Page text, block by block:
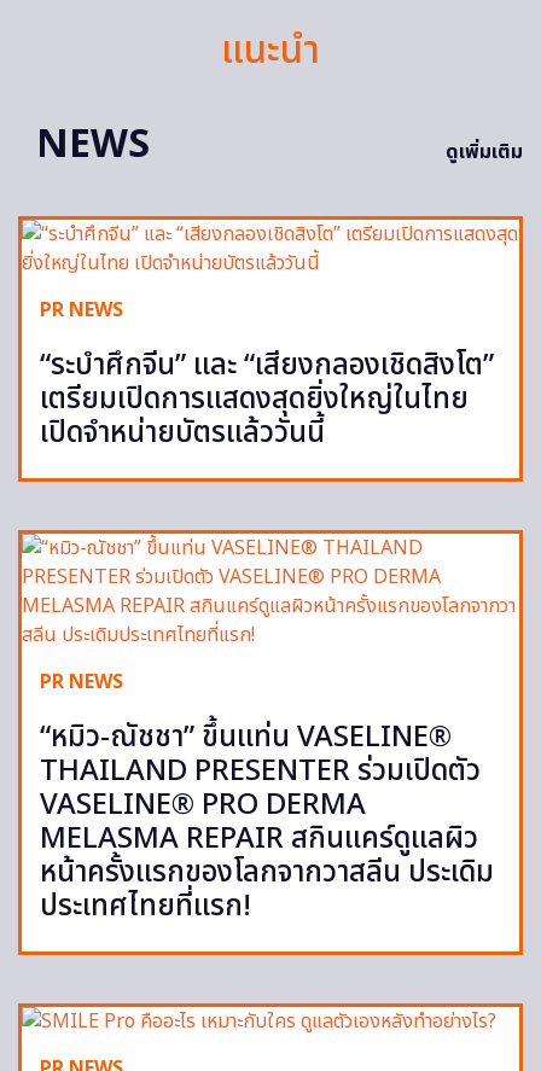
แนะนำ
NEWS
ดูเพิ่มเติม
PR NEWS
“ระบำศึกจีน” และ “เสียงกลองเชิดสิงโต”
เตรียมเปิดการแสดงสุดยิ่งใหญ่ในไทย
เปิดจำหน่ายบัตรแล้ววันนี้
PR NEWS
“หมิว-ณัชชา” ขึ้นแท่น VASELINE®
THAILAND PRESENTER ร่วมเปิดตัว
VASELINE® PRO DERMA
MELASMA REPAIR สกินแคร์ดูแลผิว
หน้าครั้งแรกของโลกจากวาสลีน ประเดิม
ประเทศไทยที่แรก!